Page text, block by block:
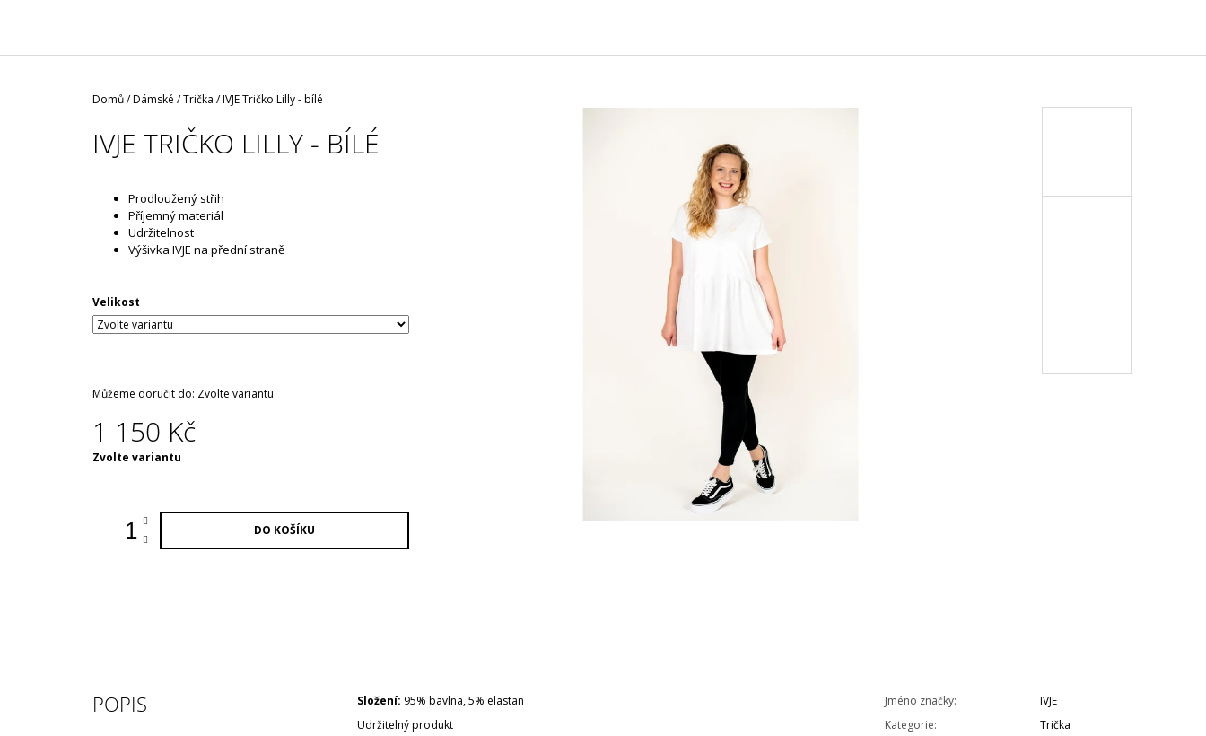
Domů/Dámské /Trička /IVJE Tričko Lilly - bílé
IVJE TRIČKO LILLY - BÍLÉ
Prodloužený střih
Příjemný materiál
Udržitelnost
Výšivka IVJE na přední straně
Velikost
Můžeme doručit do: Zvolte variantu
1 150 Kč
Měrná
Zvolte variantu
DO KOŠÍKU
POPIS
Složení: 95% bavlna, 5% elastan
Udržitelný produkt
Jméno značky:
IVJE
Kategorie:
Trička